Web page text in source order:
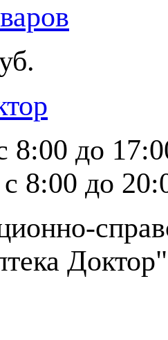
8:00 до
с 8:00 до